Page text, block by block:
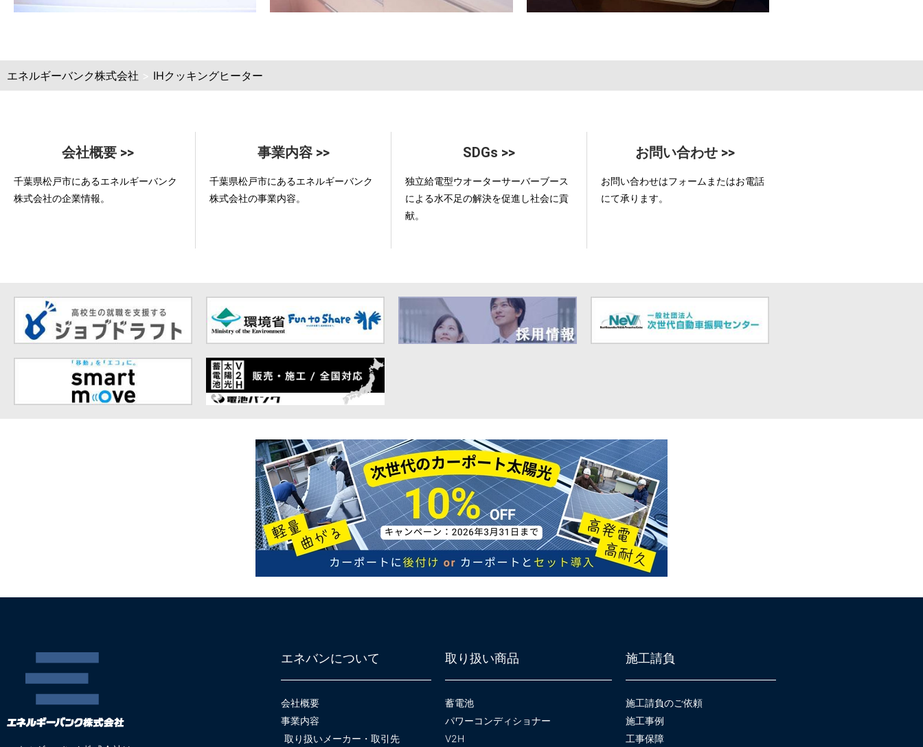
エネルギーバンク株式会社 > IHクッキングヒーター
会社概要 >>
千葉県松戸市にあるエネルギーバンク
株式会社の企業情報。
事業内容 >>
千葉県松戸市にあるエネルギーバンク
株式会社の事業内容。
SDGs >>
独立給電型ウオーターサーバーブース
による水不足の解決を促進し社会に貢
献。
お問い合わせ >>
お問い合わせはフォームまたはお電話
にて承ります。
エネバンについて
会社概要
事業内容
取り扱いメーカー・取引先
取り扱い商品
蓄電池
パワーコンディショナー
V2H
施工請負
施工請負のご依頼
施工事例
工事保障